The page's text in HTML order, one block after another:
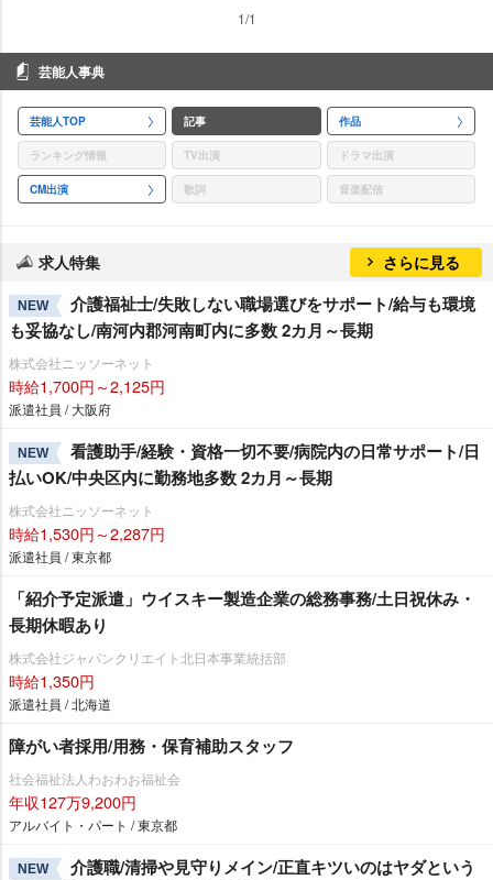
1/1
芸能人事典
芸能人TOP 記事 作品
ランキング情報 TV出演 ドラマ出演
CM出演 歌詞 音楽配信
求人特集 さらに見る
NEW
介護福祉士/失敗しない職場選びをサポート/給与も環境
も妥協なし/南河内郡河南町内に多数 2カ月～長期
株式会社ニッソーネット
時給1,700円～2,125円
派遣社員 / 大阪府
NEW
看護助手/経験・資格一切不要/病院内の日常サポート/日
払いOK/中央区内に勤務地多数 2カ月～長期
株式会社ニッソーネット
時給1,530円～2,287円
派遣社員 / 東京都
「紹介予定派遣」ウイスキー製造企業の総務事務/土日祝休み・
長期休暇あり
株式会社ジャパンクリエイト北日本事業統括部
時給1,350円
派遣社員 / 北海道
障がい者採用/用務・保育補助スタッフ
社会福祉法人わおわお福祉会
年収127万9,200円
アルバイト・パート / 東京都
NEW
介護職/清掃や見守りメイン/正直キツいのはヤダという